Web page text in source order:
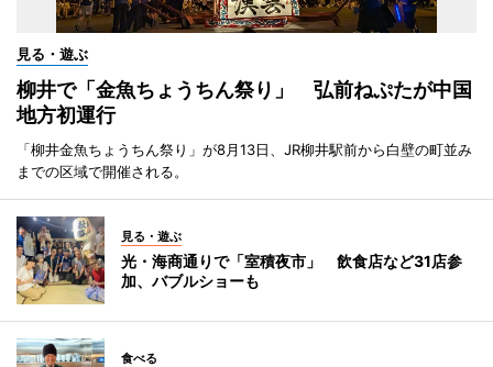
見る・遊ぶ
柳井で「金魚ちょうちん祭り」 弘前ねぷたが中国
地方初運行
「柳井金魚ちょうちん祭り」が8月13日、JR柳井駅前から白壁の町並み
までの区域で開催される。
見る・遊ぶ
光・海商通りで「室積夜市」 飲食店など31店参
加、バブルショーも
食べる